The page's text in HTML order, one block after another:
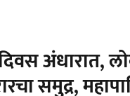
अंधारात,
समुद्र,